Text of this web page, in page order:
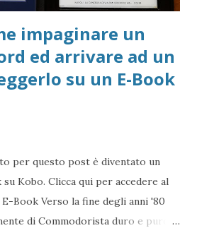
impaginare un
ed arrivare ad un
su un E-Book
per questo post è diventato un
Kobo. Clicca qui per accedere al
Book Verso la fine degli anni '80
di Commodorista duro e puro